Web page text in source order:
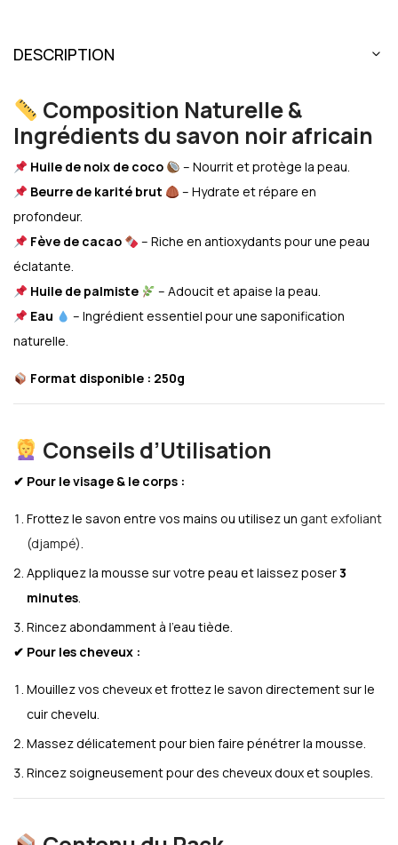
DESCRIPTION
Composition Naturelle &
Ingrédients du savon noir africain
Huile de noix de coco
– Nourrit et protège la peau.
Beurre de karité brut
– Hydrate et répare en
profondeur.
Fève de cacao
– Riche en antioxydants pour une peau
éclatante.
Huile de palmiste
– Adoucit et apaise la peau.
Eau
– Ingrédient essentiel pour une saponification
naturelle.
Format disponible : 250g
Conseils d’Utilisation
✔ Pour le visage & le corps :
Frottez le savon entre vos mains ou utilisez un gant exfoliant
(djampé).
Appliquez la mousse sur votre peau et laissez poser3
minutes.
Rincez abondamment à l’eau tiède.
✔ Pour les cheveux :
Mouillez vos cheveux et frottez le savon directement sur le
cuir chevelu.
Massez délicatement pour bien faire pénétrer la mousse.
Rincez soigneusement pour des cheveux doux et souples.